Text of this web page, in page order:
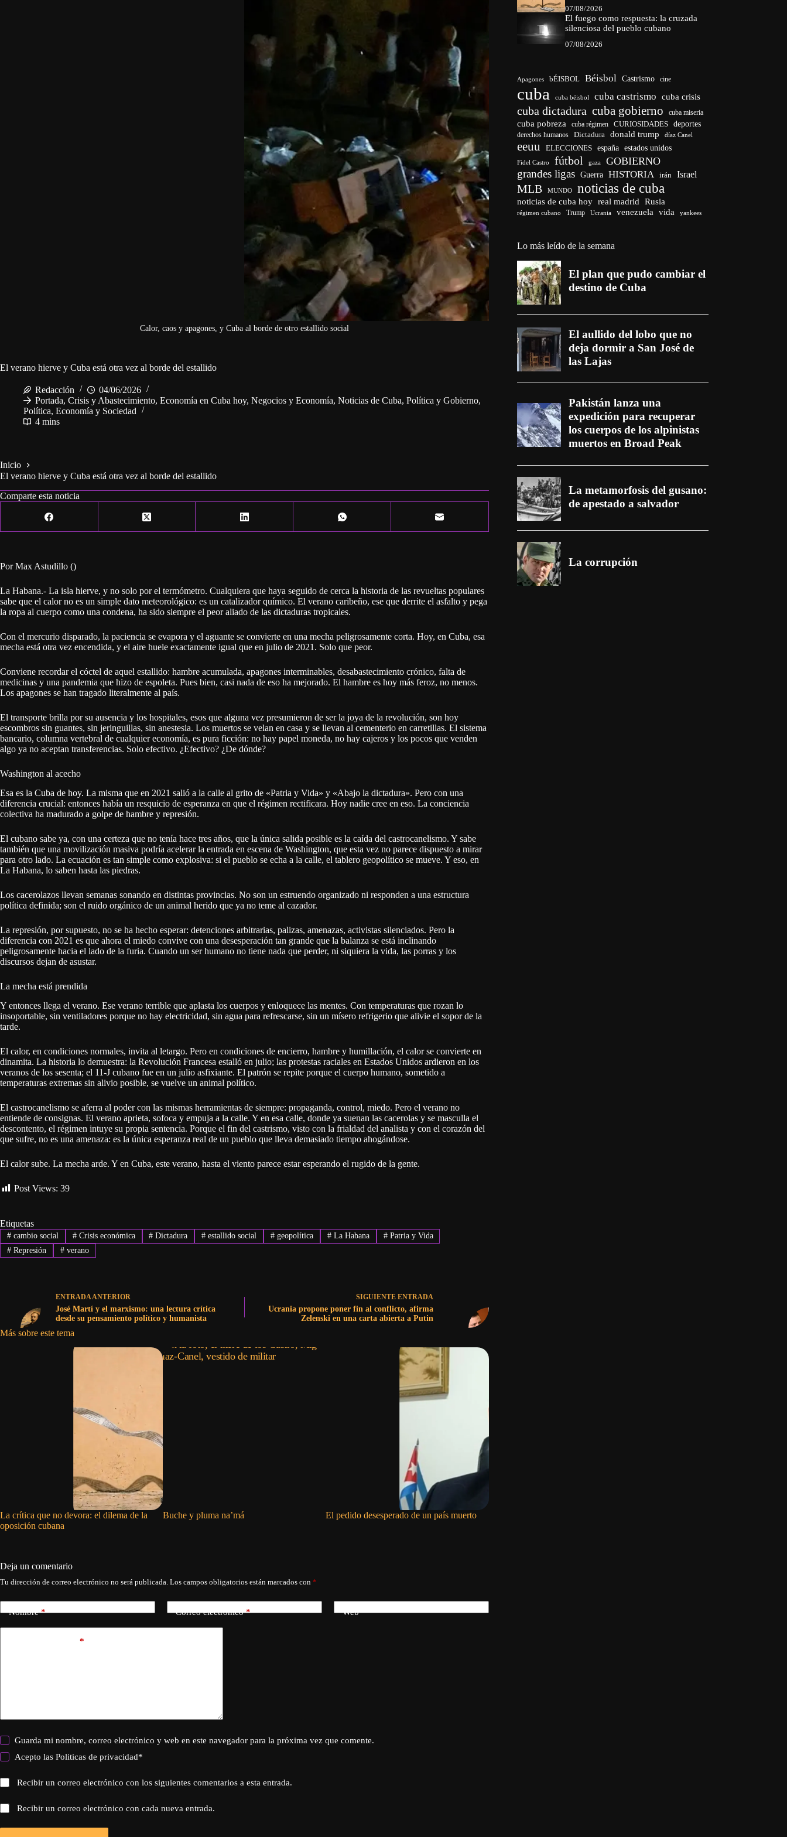
Calor, caos y apagones, y Cuba al borde de otro estallido social
El verano hierve y Cuba está otra vez al borde del estallido
Redacción
04/06/2026
Portada, Crisis y Abastecimiento, Economía en Cuba hoy, Negocios y Economía, Noticias de Cuba, Política y Gobierno,
Política, Economía y Sociedad
4 mins
Inicio
El verano hierve y Cuba está otra vez al borde del estallido
Comparte esta noticia
Por Max Astudillo ()
La Habana.- La isla hierve, y no solo por el termómetro. Cualquiera que haya seguido de cerca la historia de las revueltas populares
sabe que el calor no es un simple dato meteorológico: es un catalizador químico. El verano caribeño, ese que derrite el asfalto y pega
la ropa al cuerpo como una condena, ha sido siempre el peor aliado de las dictaduras tropicales.
Con el mercurio disparado, la paciencia se evapora y el aguante se convierte en una mecha peligrosamente corta. Hoy, en Cuba, esa
mecha está otra vez encendida, y el aire huele exactamente igual que en julio de 2021. Solo que peor.
Conviene recordar el cóctel de aquel estallido: hambre acumulada, apagones interminables, desabastecimiento crónico, falta de
medicinas y una pandemia que hizo de espoleta. Pues bien, casi nada de eso ha mejorado. El hambre es hoy más feroz, no menos.
Los apagones se han tragado literalmente al país.
El transporte brilla por su ausencia y los hospitales, esos que alguna vez presumieron de ser la joya de la revolución, son hoy
escombros sin guantes, sin jeringuillas, sin anestesia. Los muertos se velan en casa y se llevan al cementerio en carretillas. El sistema
bancario, columna vertebral de cualquier economía, es pura ficción: no hay papel moneda, no hay cajeros y los pocos que venden
algo ya no aceptan transferencias. Solo efectivo. ¿Efectivo? ¿De dónde?
Washington al acecho
Esa es la Cuba de hoy. La misma que en 2021 salió a la calle al grito de «Patria y Vida» y «Abajo la dictadura». Pero con una
diferencia crucial: entonces había un resquicio de esperanza en que el régimen rectificara. Hoy nadie cree en eso. La conciencia
colectiva ha madurado a golpe de hambre y represión.
El cubano sabe ya, con una certeza que no tenía hace tres años, que la única salida posible es la caída del castrocanelismo. Y sabe
también que una movilización masiva podría acelerar la entrada en escena de Washington, que esta vez no parece dispuesto a mirar
para otro lado. La ecuación es tan simple como explosiva: si el pueblo se echa a la calle, el tablero geopolítico se mueve. Y eso, en
La Habana, lo saben hasta las piedras.
Los cacerolazos llevan semanas sonando en distintas provincias. No son un estruendo organizado ni responden a una estructura
política definida; son el ruido orgánico de un animal herido que ya no teme al cazador.
La represión, por supuesto, no se ha hecho esperar: detenciones arbitrarias, palizas, amenazas, activistas silenciados. Pero la
diferencia con 2021 es que ahora el miedo convive con una desesperación tan grande que la balanza se está inclinando
peligrosamente hacia el lado de la furia. Cuando un ser humano no tiene nada que perder, ni siquiera la vida, las porras y los
discursos dejan de asustar.
La mecha está prendida
Y entonces llega el verano. Ese verano terrible que aplasta los cuerpos y enloquece las mentes. Con temperaturas que rozan lo
insoportable, sin ventiladores porque no hay electricidad, sin agua para refrescarse, sin un mísero refrigerio que alivie el sopor de la
tarde.
El calor, en condiciones normales, invita al letargo. Pero en condiciones de encierro, hambre y humillación, el calor se convierte en
dinamita. La historia lo demuestra: la Revolución Francesa estalló en julio; las protestas raciales en Estados Unidos ardieron en los
veranos de los sesenta; el 11-J cubano fue en un julio asfixiante. El patrón se repite porque el cuerpo humano, sometido a
temperaturas extremas sin alivio posible, se vuelve un animal político.
El castrocanelismo se aferra al poder con las mismas herramientas de siempre: propaganda, control, miedo. Pero el verano no
entiende de consignas. El verano aprieta, sofoca y empuja a la calle. Y en esa calle, donde ya suenan las cacerolas y se masculla el
descontento, el régimen intuye su propia sentencia. Porque el fin del castrismo, visto con la frialdad del analista y con el corazón del
que sufre, no es una amenaza: es la única esperanza real de un pueblo que lleva demasiado tiempo ahogándose.
El calor sube. La mecha arde. Y en Cuba, este verano, hasta el viento parece estar esperando el rugido de la gente.
Post Views: 39
Etiquetas
#cambio social #Crisis económica # Dictadura # estallido social # geopolítica #La Habana #Patria y Vida
#Represión #verano
ENTRADAANTERIOR
José Martí y el marxismo: una lectura crítica
desde su pensamiento político y humanista
SIGUIENTE ENTRADA
Ucrania propone poner fin al conflicto, afirma
Zelenski en una carta abierta a Putin
Más sobre este tema
La crítica que no devora: el dilema de la
oposición cubana
Buche y pluma na’má El pedido desesperado de un país muerto
Deja un comentario
Tu dirección de correo electrónico no será publicada. Los campos obligatorios están marcados con *
Nombre* Correo electrónico* Web
*
Guarda mi nombre, correo electrónico y web en este navegador para la próxima vez que comente.
Acepto lasPoliticas de privacidad*
Recibir un correo electrónico con los siguientes comentarios a esta entrada.
Recibir un correo electrónico con cada nueva entrada.
07/08/2026
El fuego como respuesta: la cruzada
silenciosa del pueblo cubano
07/08/2026
Apagones bÉISBOL Béisbol Castrismo cine
cuba cuba béisbol cuba castrismo cuba crisis
cuba dictadura cuba gobierno cuba miseria
cuba pobreza cuba régimen CURIOSIDADES deportes
derechos humanos Dictadura donald trump díaz Canel
eeuu ELECCIONES españa estados unidos
Fidel Castro fútbol gaza GOBIERNO
grandes ligas Guerra HISTORIA irán Israel
MLB MUNDO noticias de cuba
noticias de cuba hoy real madrid Rusia
régimen cubano Trump Ucrania venezuela vida yankees
Lo más leído de la semana